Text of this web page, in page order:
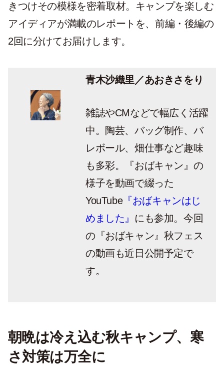
きつけその模様を密着取材。キャンプを楽しむ
アイディアが満載のレポートを、前編・後編の
2回に分けてお届けします。
青木沙織里／あおきさをり
雑誌やCMなどで幅広く活躍
中。陶芸、バッグ制作、バ
レボール、畑仕事など趣味
も多彩。『おばキャン』の
様子を動画で綴った
YouTube『おばキャンはじ
めました』 にも参加。今回
の『おばキャン』秋フェス
の動画も近日公開予定で
す。
朝晩は冷え込む秋キャンプ、寒
さ対策は万全に